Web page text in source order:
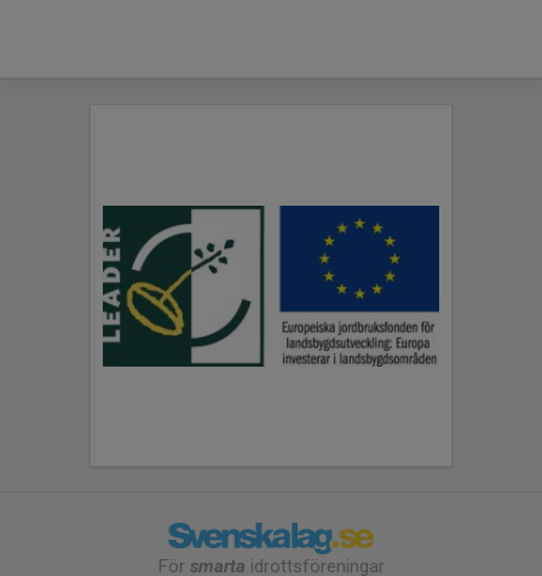
För smarta idrottsföreningar